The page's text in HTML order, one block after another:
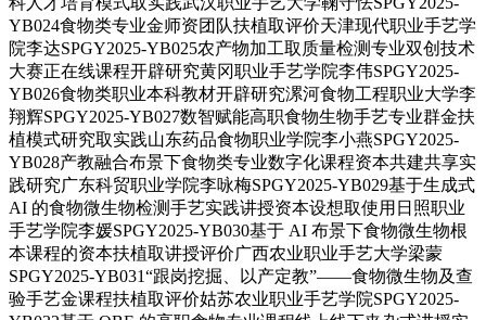
YB024食物类专业金师资团队扶植取评价天津现代职业手艺学
院李达SPGY2025-YB025农产物加工取质量检测专业双创技术
大赛正在线课程开辟研究黄冈职业手艺学院李伟SPGY2025-
YB026食物类职业本科教材开辟研究漯河食物工程职业大学李
翔辉SPGY2025-YB027数智赋能高职食物生物手艺专业群金扶
植模式研究取实践山东药品食物职业学院李小燕SPGY2025-
YB028产教融合布景下食物类专业数字化课程资本共建共享实
践研究广东科贸职业学院李咏梅SPGY2025-YB029基于生成式
AI 的食物微生物检测手艺实践讲授资本设想取使用日照职业
手艺学院李媛SPGY2025-YB030基于 AI 布景下食物微生物根
本课程的资本扶植取讲授评价广西农业职业手艺大学梁蒙
SPGY2025-YB031“跟岗挖掘、以产定教”——食物微生物及查
验手艺金课程扶植取评价姑苏农业职业手艺学院SPGY2025-